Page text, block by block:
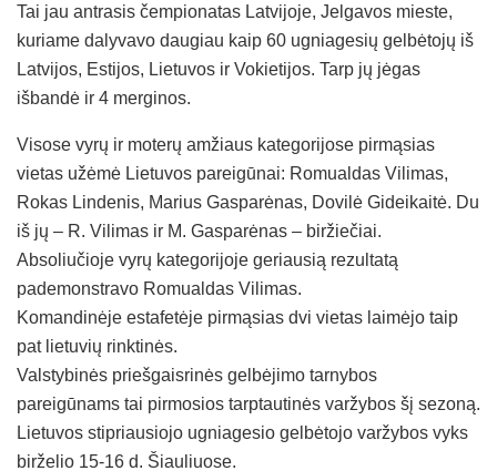
Tai jau antrasis čempionatas Latvijoje, Jelgavos mieste,
kuriame dalyvavo daugiau kaip 60 ugniagesių gelbėtojų iš
Latvijos, Estijos, Lietuvos ir Vokietijos. Tarp jų jėgas
išbandė ir 4 merginos.
Visose vyrų ir moterų amžiaus kategorijose pirmąsias
vietas užėmė Lietuvos pareigūnai: Romualdas Vilimas,
Rokas Lindenis, Marius Gasparėnas, Dovilė Gideikaitė. Du
iš jų – R. Vilimas ir M. Gasparėnas – biržiečiai.
Absoliučioje vyrų kategorijoje geriausią rezultatą
pademonstravo Romualdas Vilimas.
Komandinėje estafetėje pirmąsias dvi vietas laimėjo taip
pat lietuvių rinktinės.
Valstybinės priešgaisrinės gelbėjimo tarnybos
pareigūnams tai pirmosios tarptautinės varžybos šį sezoną.
Lietuvos stipriausiojo ugniagesio gelbėtojo varžybos vyks
birželio 15-16 d. Šiauliuose.